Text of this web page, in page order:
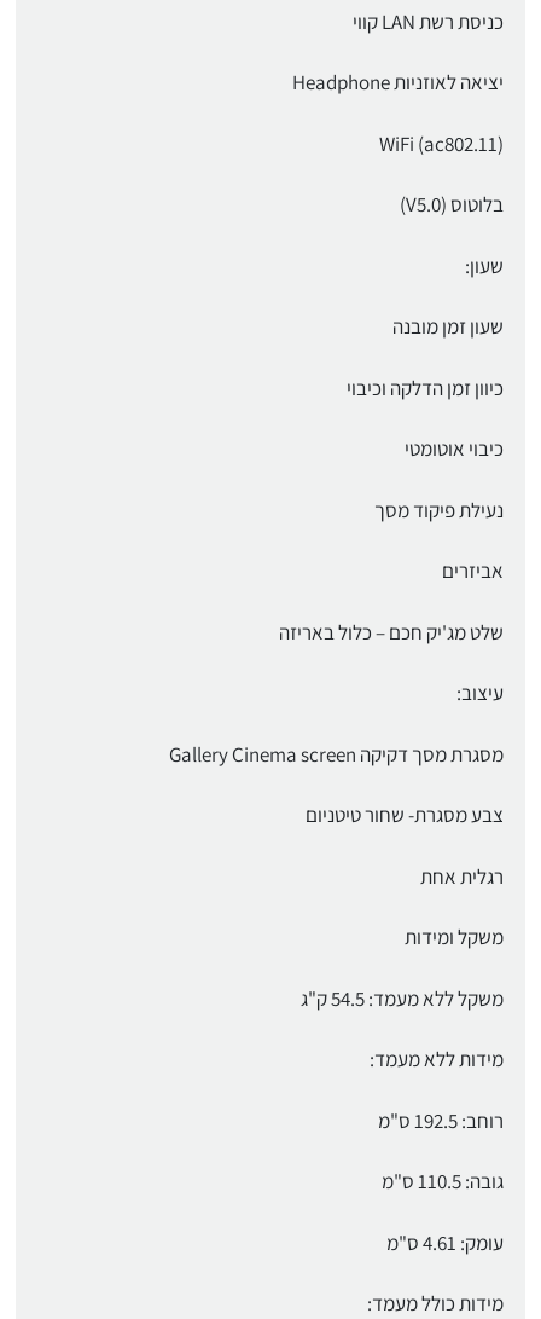
כניסת רשת LAN קווי
יציאה לאוזניות Headphone
WiFi (ac802.11)
בלוטוס (V5.0)
שעון:
שעון זמן מובנה
כיוון זמן הדלקה וכיבוי
כיבוי אוטומטי
נעילת פיקוד מסך
אביזרים
שלט מג'יק חכם – כלול באריזה
עיצוב:
מסגרת מסך דקיקה Gallery Cinema screen
צבע מסגרת- שחור טיטניום
רגלית אחת
משקל ומידות
משקל ללא מעמד: 54.5 ק"ג
מידות ללא מעמד:
רוחב: 192.5 ס"מ
גובה: 110.5 ס"מ
עומק: 4.61 ס"מ
מידות כולל מעמד: